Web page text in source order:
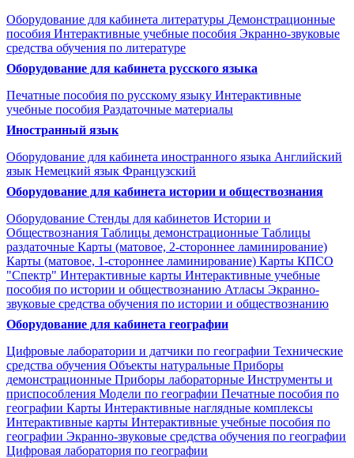
Оборудование для кабинета литературы Демонстрационные
пособия Интерактивные учебные пособия Экранно-звуковые
средства обучения по литературе
Оборудование для кабинета русского языка
Печатные пособия по русскому языку Интерактивные
учебные пособия Раздаточные материалы
Иностранный язык
Оборудование для кабинета иностранного языка Английский
язык Немецкий язык Французский
Оборудование для кабинета истории и обществознания
Оборудование Стенды для кабинетов Истории и
Обществознания Таблицы демонстрационные Таблицы
раздаточные Карты (матовое, 2-стороннее ламинирование)
Карты (матовое, 1-стороннее ламинирование) Карты КПСО
"Спектр" Интерактивные карты Интерактивные учебные
пособия по истории и обществознанию Атласы Экранно-
звуковые средства обучения по истории и обществознанию
Оборудование для кабинета географии
Цифровые лаборатории и датчики по географии Технические
средства обучения Объекты натуральные Приборы
демонстрационные Приборы лабораторные Инструменты и
приспособления Модели по географии Печатные пособия по
географии Карты Интерактивные наглядные комплексы
Интерактивные карты Интерактивные учебные пособия по
географии Экранно-звуковые средства обучения по географии
Цифровая лаборатория по географии